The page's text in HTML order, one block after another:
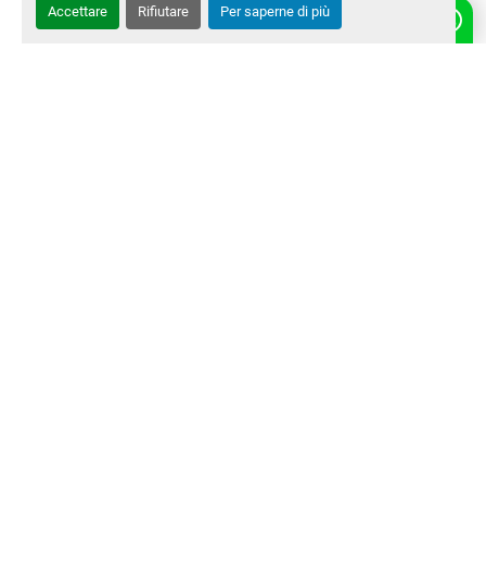
Accettare Rifiutare Per saperne di più